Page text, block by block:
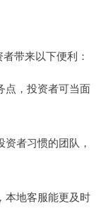
带来以下便利：
点，投资者可当面
者习惯的团队，
本地客服能更及时